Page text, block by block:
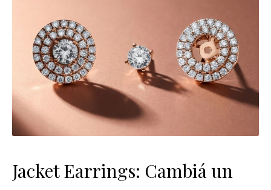
Jacket Earrings: Cambiá un